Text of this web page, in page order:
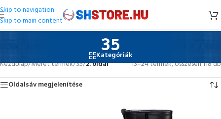
Skip to navigation
Skip to main content
35
Kategóriák
Kezdőlap/Méret termék/35/2. oldal
13–24 termék, összesen 118 db
Oldalsáv megjelenítése